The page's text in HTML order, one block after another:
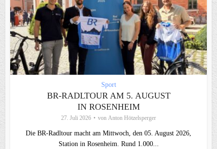
Sport
BR-RADLTOUR AM 5. AUGUST
IN ROSENHEIM
27. Juli 2026 von Anton Hötzelsperger
Die BR-Radltour macht am Mittwoch, den 05. August 2026,
Station in Rosenheim. Rund 1.000...